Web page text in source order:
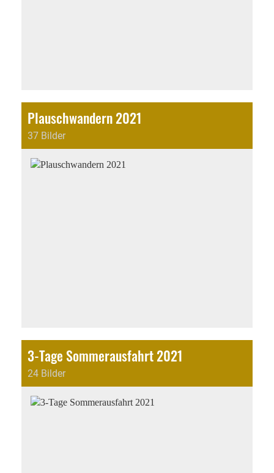
Plauschwandern 2021
37 Bilder
3-Tage Sommerausfahrt 2021
24 Bilder